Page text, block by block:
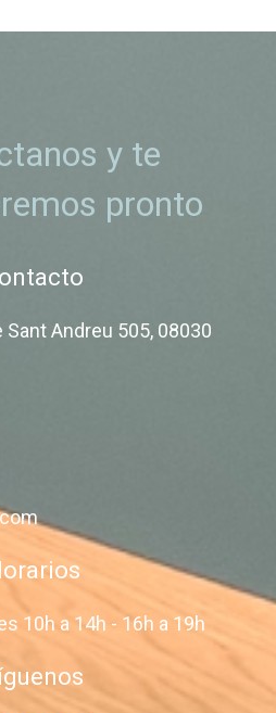
y te
pronto
Sant Andreu 505, 08030
10h a 14h - 16h a 19h